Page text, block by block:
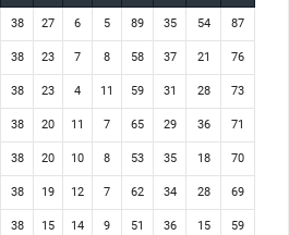
38 27 6 5 89 35 54 87
38 23 7 8 58 37 21 76
38 23 4 11 59 31 28 73
38 20 11 7 65 29 36 71
38 20 10 8 53 35 18 70
38 19 12 7 62 34 28 69
38 15 14 9 51 36 15 59